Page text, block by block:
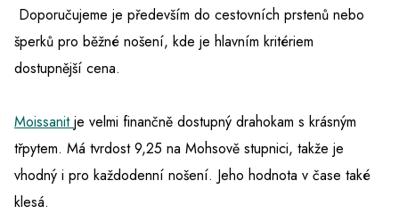
Doporučujeme je především do cestovních prstenů nebo
šperků pro běžné nošení, kde je hlavním kritériem
dostupnější cena.
Moissanit je velmi finančně dostupný drahokam s krásným
třpytem. Má tvrdost 9,25 na Mohsově stupnici, takže je
vhodný i pro každodenní nošení. Jeho hodnota v čase také
klesá.